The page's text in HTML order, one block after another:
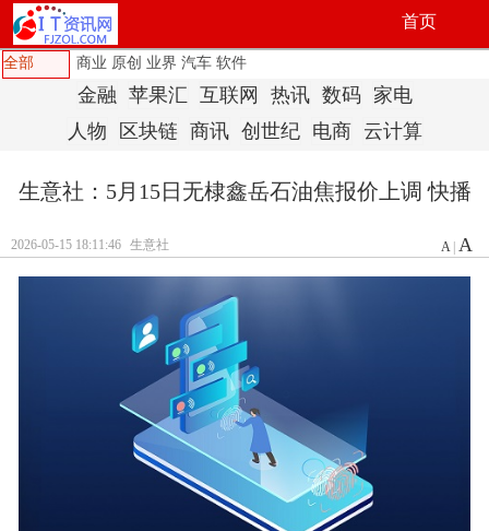
首页
全部 商业 原创 业界 汽车 软件
金融 苹果汇 互联网 热讯 数码
家电
人物
区块链 商讯 创世纪 电商 云计算
生意社：5月15日无棣鑫岳石油焦报价上调 快播
2026-05-15 18:11:46 生意社 A| A